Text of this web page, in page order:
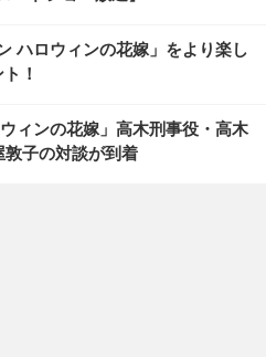
ハロウィンの花嫁」をより楽し
！
ィンの花嫁」高木刑事役・高木
子の対談が到着